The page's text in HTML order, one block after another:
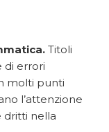
Titoli
di errori
molti punti
l’attenzione
dritti nella